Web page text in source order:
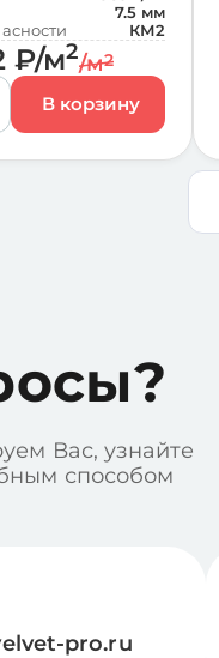
7.5 мм
КМ2
₽/м2/м2
Вас, узнайте
способом
pro.ru